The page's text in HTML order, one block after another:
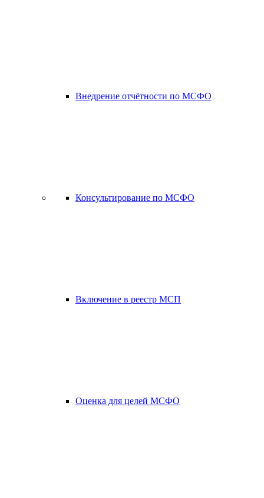
Внедрение отчётности по МСФО
Консультирование по МСФО
Включение в реестр МСП
Оценка для целей МСФО